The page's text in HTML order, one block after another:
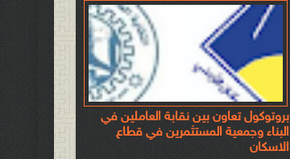
بروتوكول تعاون بين نقابة العاملين في
البناء وجمعية المستثمرين في قطاع
الاسكان